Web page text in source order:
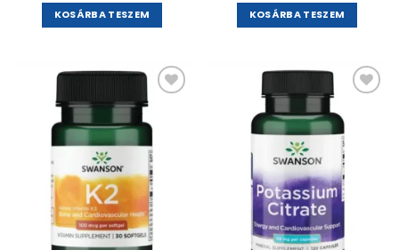
KOSÁRBA TESZEM KOSÁRBA TESZEM
Kívánságlistához
adás
adás